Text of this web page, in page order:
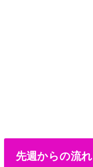
先週からの流れ